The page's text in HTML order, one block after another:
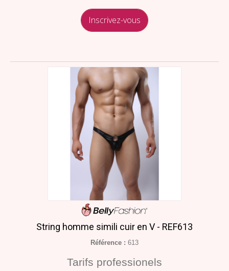
Inscrivez-vous
String homme simili cuir en V - REF613
Référence : 613
Tarifs professionels